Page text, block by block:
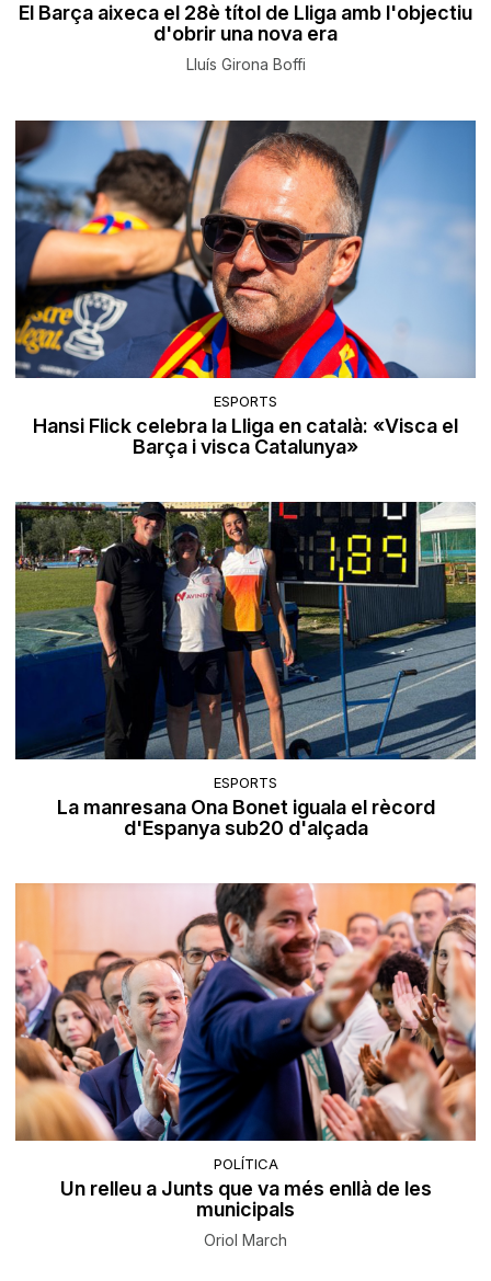
El Barça aixeca el 28è títol de Lliga amb l'objectiu
d'obrir una nova era
Lluís Girona Boffi
ESPORTS
Hansi Flick celebra la Lliga en català: «Visca el
Barça i visca Catalunya»
ESPORTS
La manresana Ona Bonet iguala el rècord
d'Espanya sub20 d'alçada
POLÍTICA
Un relleu a Junts que va més enllà de les
municipals
Oriol March